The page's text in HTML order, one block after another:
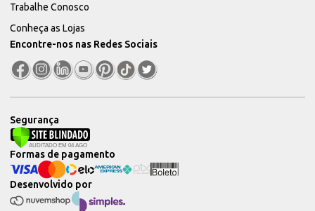
Trabalhe Conosco
Conheça as Lojas
Encontre-nos nas Redes Sociais
Segurança
Desenvolvido por
Formas de pagamento